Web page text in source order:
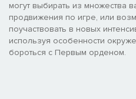
могут выбирать из множества
продвижения по игре, или
поучаствовать в новых
используя особенности
бороться с Первым орденом.